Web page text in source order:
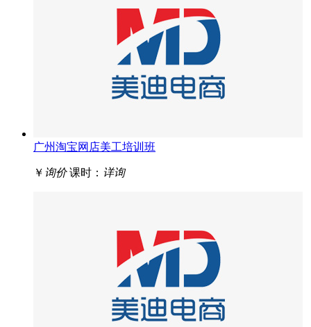
广州淘宝网店美工培训班
￥ 询价 课时： 详询